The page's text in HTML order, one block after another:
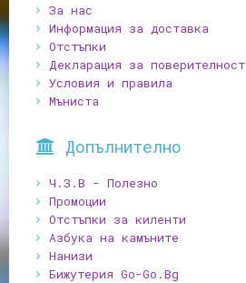
За нас
Информация за доставка
Отстъпки
Декларация за поверителност
Условия и правила
Мъниста
Допълнително
Ч.З.В - Полезно
Промоции
Отстъпки за киленти
Азбука на камъните
Нанизи
Бижутерия Go-Go.Bg